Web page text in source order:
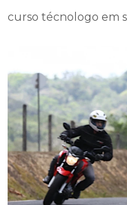
curso técnologo em